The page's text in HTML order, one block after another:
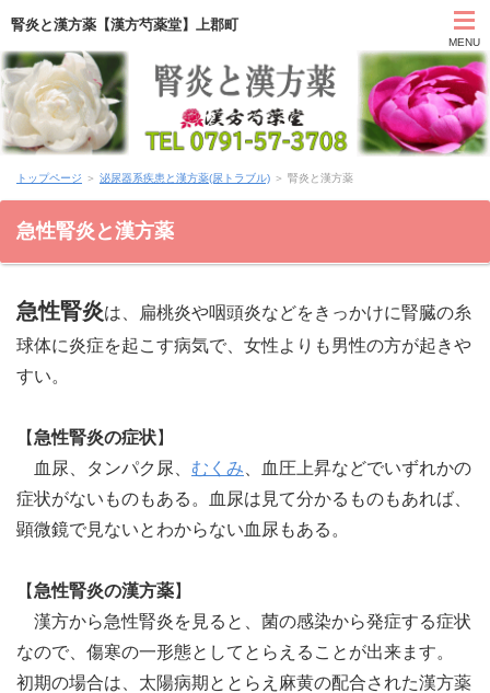
腎炎と漢方薬【漢方芍薬堂】上郡町
MENU
HOME
カウンセリング
アクセス
お問い合わせ
上郡日記ブログ
トップページ ＞ 泌尿器系疾患と漢方薬(尿トラブル) ＞ 腎炎と漢方薬
急性腎炎と漢方薬
急性腎炎は、扁桃炎や咽頭炎などをきっかけに腎臓の糸
球体に炎症を起こす病気で、女性よりも男性の方が起きや
すい。
【急性腎炎の症状】
血尿、タンパク尿、 むくみ 、血圧上昇などでいずれかの
症状がないものもある。血尿は見て分かるものもあれば、
顕微鏡で見ないとわからない血尿もある。
【急性腎炎の漢方薬】
漢方から急性腎炎を見ると、菌の感染から発症する症状
なので、傷寒の一形態としてとらえることが出来ます。
初期の場合は、太陽病期ととらえ麻黄の配合された漢方薬